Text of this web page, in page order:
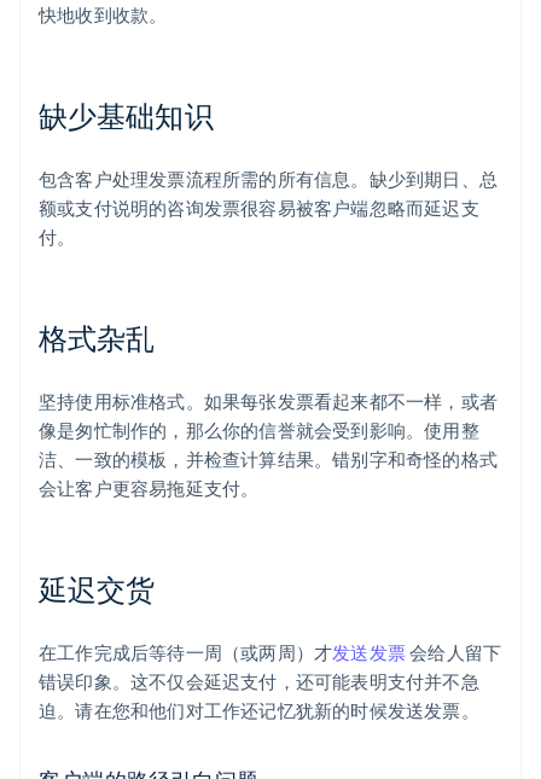
快地收到收款。
缺少基础知识
包含客户处理发票流程所需的所有信息。缺少到期日、总
额或支付说明的咨询发票很容易被客户端忽略而延迟支
付。
格式杂乱
坚持使用标准格式。如果每张发票看起来都不一样，或者
像是匆忙制作的，那么你的信誉就会受到影响。使用整
洁、一致的模板，并检查计算结果。错别字和奇怪的格式
会让客户更容易拖延支付。
延迟交货
在工作完成后等待一周（或两周）才发送发票会给人留下
错误印象。这不仅会延迟支付，还可能表明支付并不急
迫。请在您和他们对工作还记忆犹新的时候发送发票。